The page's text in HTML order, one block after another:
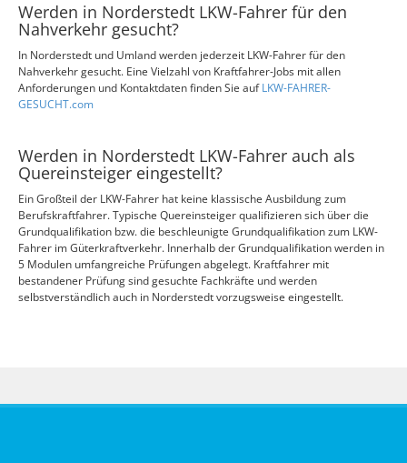
Werden in Norderstedt LKW-Fahrer für den
Nahverkehr gesucht?
In Norderstedt und Umland werden jederzeit LKW-Fahrer für den
Nahverkehr gesucht. Eine Vielzahl von Kraftfahrer-Jobs mit allen
Anforderungen und Kontaktdaten finden Sie aufLKW-FAHRER-
GESUCHT.com
Werden in Norderstedt LKW-Fahrer auch als
Quereinsteiger eingestellt?
Ein Großteil der LKW-Fahrer hat keine klassische Ausbildung zum
Berufskraftfahrer. Typische Quereinsteiger qualifizieren sich über die
Grundqualifikation bzw. die beschleunigte Grundqualifikation zum LKW-
Fahrer im Güterkraftverkehr. Innerhalb der Grundqualifikation werden in
5 Modulen umfangreiche Prüfungen abgelegt. Kraftfahrer mit
bestandener Prüfung sind gesuchte Fachkräfte und werden
selbstverständlich auch in Norderstedt vorzugsweise eingestellt.